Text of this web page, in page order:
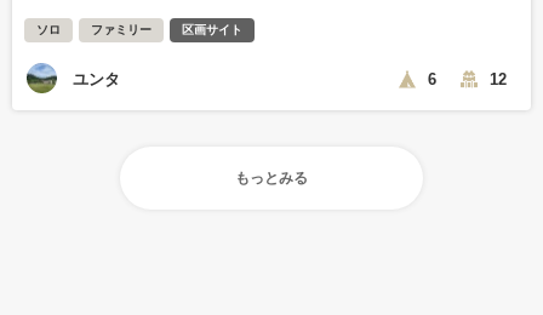
ソロ ファミリー 区画サイト
ユンタ 6 12
もっとみる